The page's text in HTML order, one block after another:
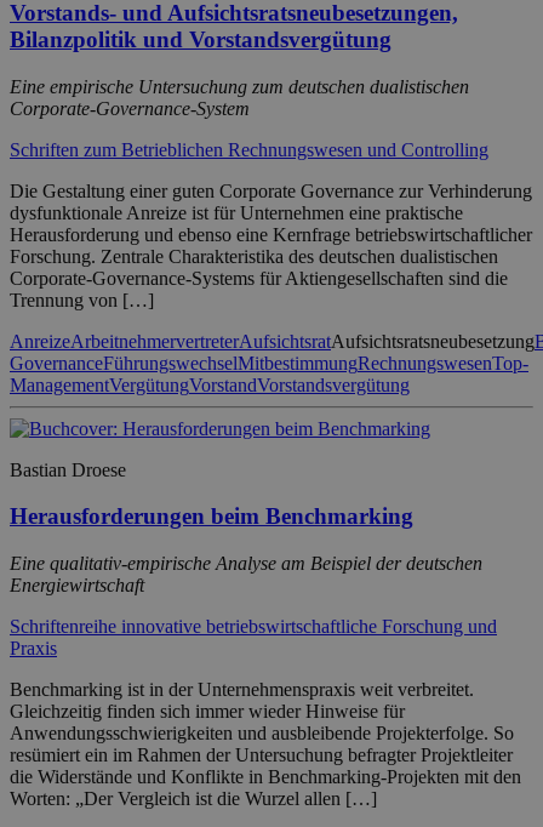
Vorstands- und Aufsichtsratsneubesetzungen,
Bilanzpolitik und Vorstandsvergütung
Eine empirische Untersuchung zum deutschen dualistischen
Corporate-Governance-System
Schriften zum Betrieblichen Rechnungswesen und Controlling
Die Gestaltung einer guten Corporate Governance zur Verhinderung
dysfunktionale Anreize ist für Unternehmen eine praktische
Herausforderung und ebenso eine Kernfrage betriebswirtschaftlicher
Forschung. Zentrale Charakteristika des deutschen dualistischen
Corporate-Governance-Systems für Aktiengesellschaften sind die
Trennung von […]
AnreizeArbeitnehmervertreterAufsichtsratAufsichtsratsneubesetzung
GovernanceFührungswechselMitbestimmungRechnungswesenTop-
ManagementVergütungVorstandVorstandsvergütung
Bastian Droese
Herausforderungen beim Benchmarking
Eine qualitativ-empirische Analyse am Beispiel der deutschen
Energiewirtschaft
Schriftenreihe innovative betriebswirtschaftliche Forschung und
Praxis
Benchmarking ist in der Unternehmenspraxis weit verbreitet.
Gleichzeitig finden sich immer wieder Hinweise für
Anwendungsschwierigkeiten und ausbleibende Projekterfolge. So
resümiert ein im Rahmen der Untersuchung befragter Projektleiter
die Widerstände und Konflikte in Benchmarking-Projekten mit den
Worten: „Der Vergleich ist die Wurzel allen […]